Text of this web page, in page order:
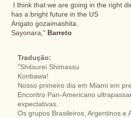
I think that we are going in the right
has a bright future in the US
Arigato gozaimashita.
Sayonara," Barreto
Tradução:
"Shitsurei Shimassu
Konbawa!
Nosso primeiro dia em Miami em
Encontro Pan-Americano
expectativas.
Os grupos Brasileiros, Argentinos e